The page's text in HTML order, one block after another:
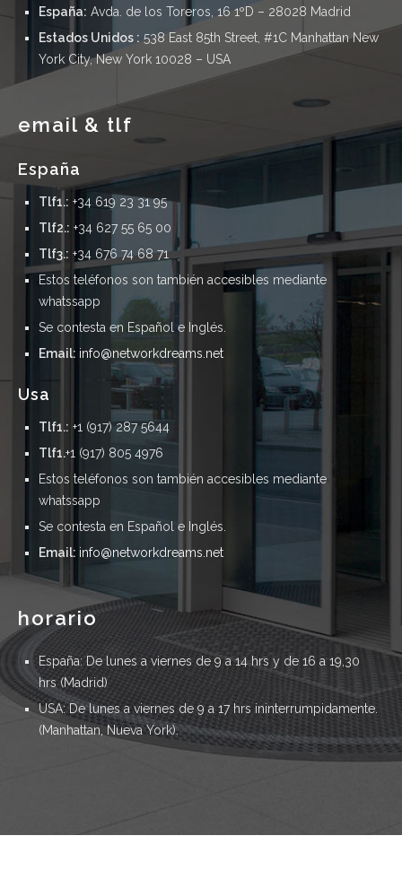
España: Avda. de los Toreros, 16 1ºD – 28028 Madrid
Estados Unidos : 538 East 85th Street, #1C Manhattan New
York City, New York 10028 – USA
email & tlf
españa
Tlf1.: +34 619 23 31 95
Tlf2.: +34 627 55 65 00
Tlf3.: +34 676 74 68 71
Estos teléfonos son también accesibles mediante
whatssapp
Se contesta en Español e Inglés.
Email: info@networkdreams.net
usa
Tlf1.: +1 (917) 287 5644
Tlf1.+1 (917) 805 4976
Estos teléfonos son también accesibles mediante
whatssapp
Se contesta en Español e Inglés.
Email: info@networkdreams.net
horario
España: De lunes a viernes de 9 a 14 hrs y de 16 a 19,30
hrs (Madrid)
USA: De lunes a viernes de 9 a 17 hrs ininterrumpidamente.
(Manhattan, Nueva York).